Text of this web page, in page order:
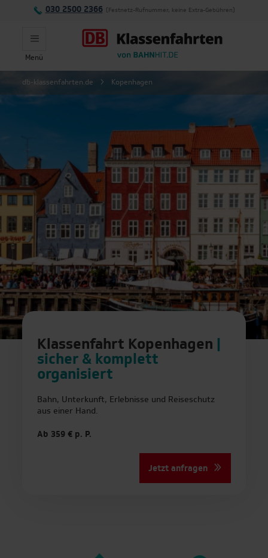
Menü
030 2500 2366 (Festnetz-Rufnummer, keine Extra-Gebühren)
db-klassenfahrten.de Kopenhagen
Klassenfahrt Kopenhagen
sicher & komplett
organisiert
Bahn, Unterkunft, Erlebnisse und Reiseschutz
aus einer Hand.
Ab 359 € p. P.
Jetzt anfragen